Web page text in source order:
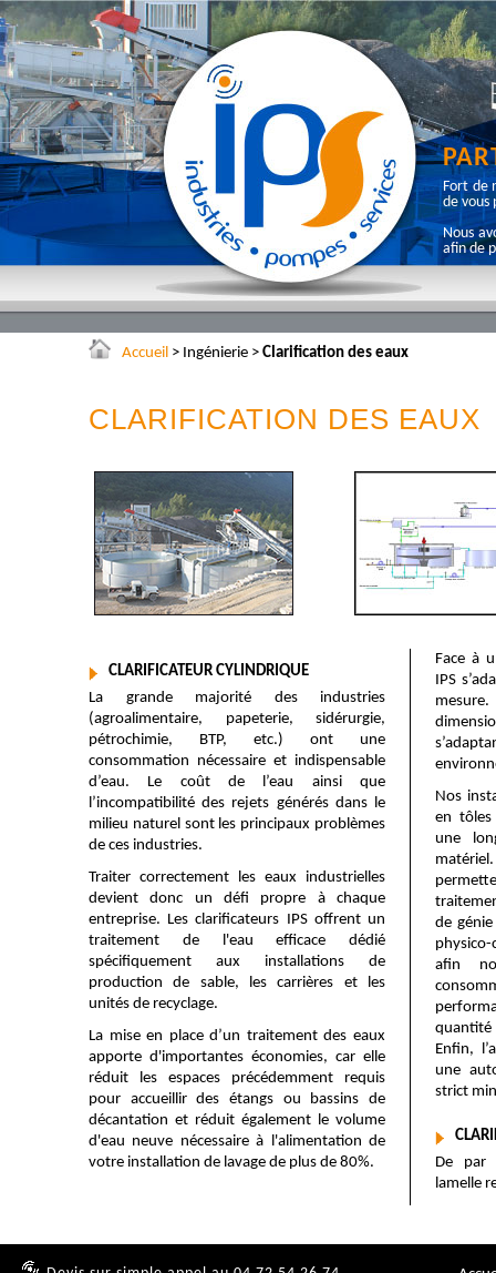
Fort de
de vous
Nous
afin de
Accueil > Ingénierie > Clarification des eaux
CLARIFICATION DES EAUX
CLARIFICATEUR CYLINDRIQUE
La grande majorité des industries
(agroalimentaire, papeterie, sidérurgie,
pétrochimie, BTP, etc.) ont une
consommation nécessaire et indispensable
d’eau. Le coût de l’eau ainsi que
l’incompatibilité des rejets générés dans le
milieu naturel sont les principaux problèmes
de ces industries.
Traiter correctement les eaux industrielles
devient donc un défi propre à chaque
entreprise. Les clarificateurs IPS offrent un
traitement de l'eau efficace dédié
spécifiquement aux installations de
production de sable, les carrières et les
unités de recyclage.
La mise en place d’un traitement des eaux
apporte d'importantes économies, car elle
réduit les espaces précédemment requis
pour accueillir des étangs ou bassins de
décantation et réduit également le volume
d'eau neuve nécessaire à l'alimentation de
votre installation de lavage de plus de 80%.
Face à
IPS
Nos
en tôles
une
de
afin
Enfin,
une
strict
De par
lamelle